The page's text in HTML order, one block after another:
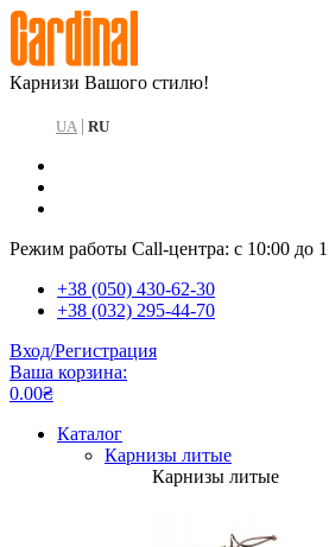
Карнизи Вашого стилю!
UA | RU
Режим работы Call-центра: с 10:00 до
+38 (050) 430-62-30
+38 (032) 295-44-70
Вход/Регистрация
Ваша корзина:
0.00₴
Каталог
Карнизы литые
Карнизы литые